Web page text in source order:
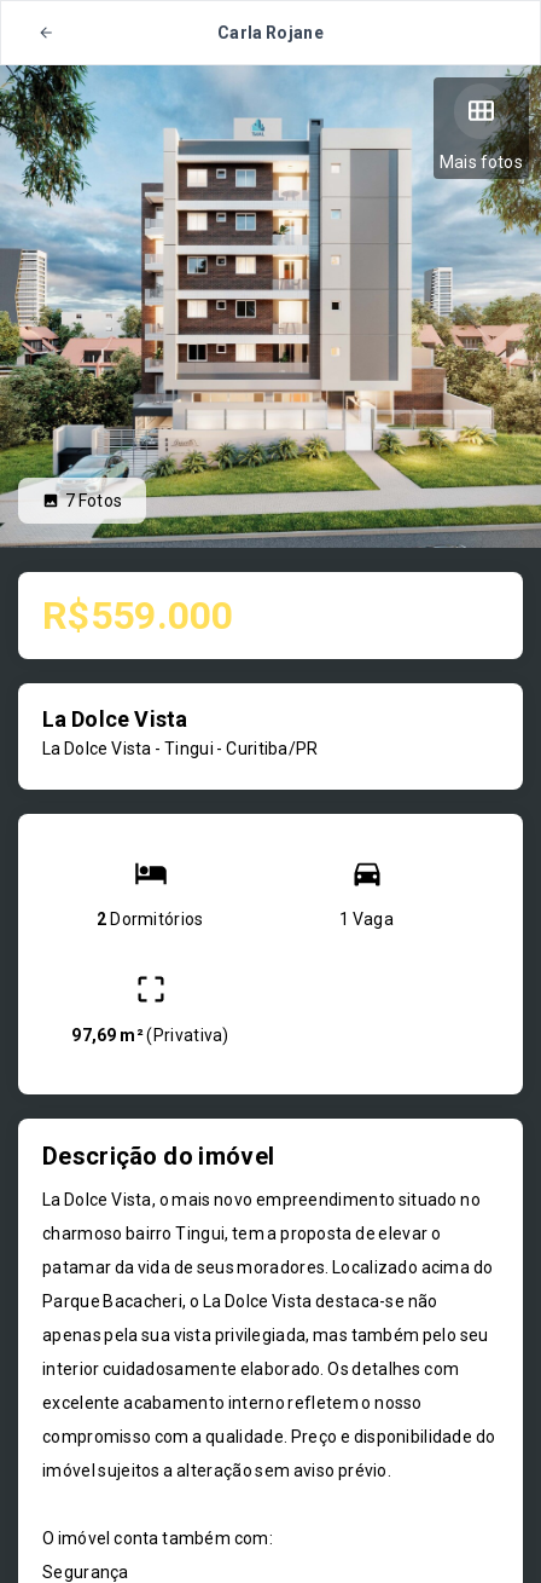
Carla Rojane
Mais fotos
7Fotos
R$559.000
La Dolce Vista
La Dolce Vista -Tingui - Curitiba/PR
2Dormitórios 1 Vaga
97,69 m²(Privativa)
Descrição do imóvel
La Dolce Vista, o mais novo empreendimento situado no
charmoso bairro Tingui, tem a proposta de elevar o
patamar da vida de seus moradores. Localizado acima do
Parque Bacacheri, o La Dolce Vista destaca-se não
apenas pela sua vista privilegiada, mas também pelo seu
interior cuidadosamente elaborado. Os detalhes com
excelente acabamento interno refletem o nosso
compromisso com a qualidade. Preço e disponibilidade do
imóvel sujeitos a alteração sem aviso prévio.
O imóvel conta também com:
Segurança